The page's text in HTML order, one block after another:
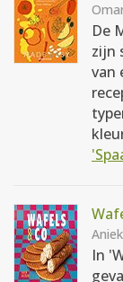
De
zijn
van
In